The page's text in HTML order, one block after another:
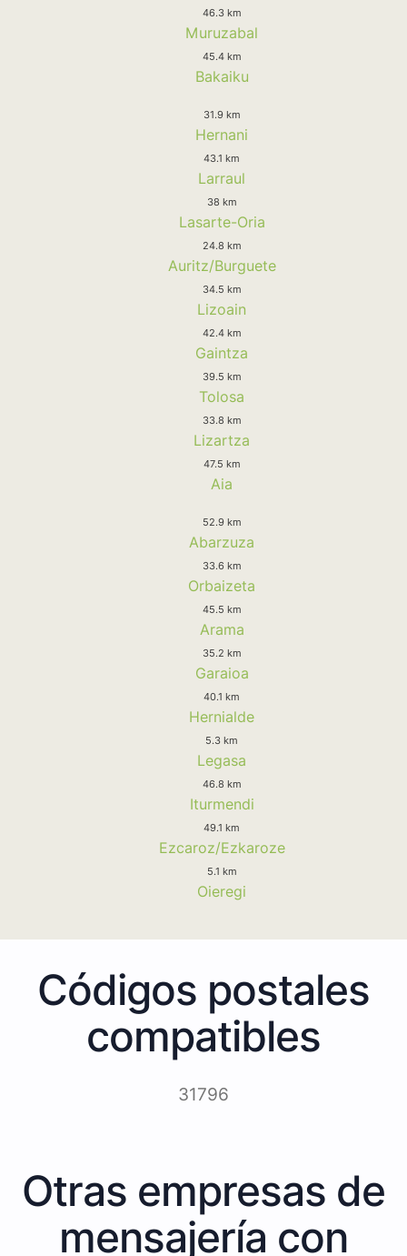
46.3 km
Muruzabal
45.4 km
Bakaiku
31.9 km
Hernani
43.1 km
Larraul
38 km
Lasarte-Oria
24.8 km
Auritz/Burguete
34.5 km
Lizoain
42.4 km
Gaintza
39.5 km
Tolosa
33.8 km
Lizartza
47.5 km
Aia
52.9 km
Abarzuza
33.6 km
Orbaizeta
45.5 km
Arama
35.2 km
Garaioa
40.1 km
Hernialde
5.3 km
Legasa
46.8 km
Iturmendi
49.1 km
Ezcaroz/Ezkaroze
5.1 km
Oieregi
Códigos postales
compatibles
31796
Otras empresas de
mensajería con